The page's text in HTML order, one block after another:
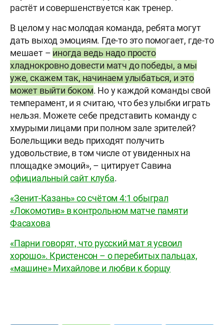
растёт и совершенствуется как тренер.
В целом у нас молодая команда, ребята могут
дать выход эмоциям. Где-то это помогает, где-то
мешает – иногда ведь надо просто
хладнокровно довести матч до победы, а мы
уже, скажем так, начинаем улыбаться, и это
может выйти боком. Но у каждой команды свой
темперамент, и я считаю, что без улыбки играть
нельзя. Можете себе представить команду с
хмурыми лицами при полном зале зрителей?
Болельщики ведь приходят получить
удовольствие, в том числе от увиденных на
площадке эмоций», – цитирует Савина
официальный сайт клуба.
«Зенит-Казань» со счётом 4:1 обыграл
«Локомотив» в контрольном матче памяти
Фасахова
«Парни говорят, что русский мат я усвоил
хорошо». Кристенсон – о перебитых пальцах,
«машине» Михайлове и любви к борщу